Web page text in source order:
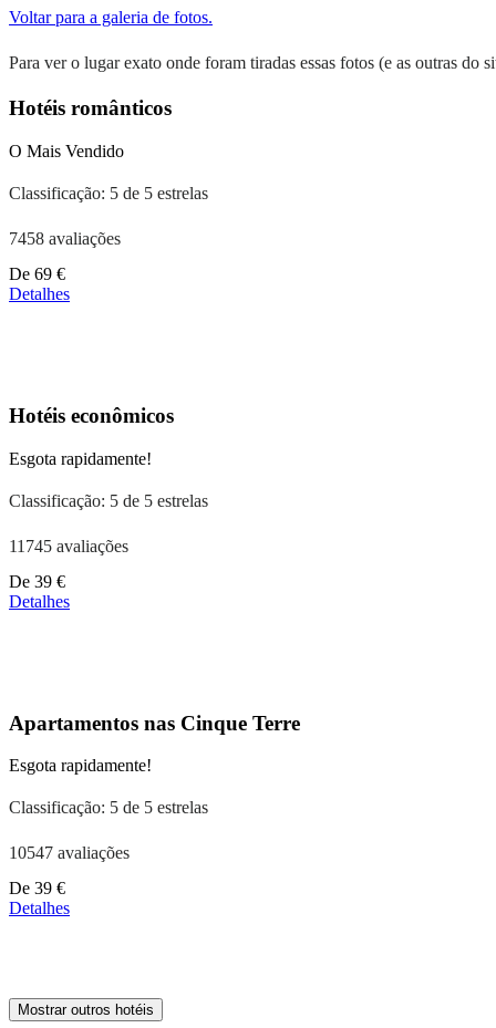
Voltar para a galeria de fotos.
Para ver o lugar exato onde foram tiradas essas fotos (e as outras do
Hotéis românticos
O Mais Vendido
Classificação: 5 de 5 estrelas
7458 avaliações
Preços
a
De 69 €
Detalhes
Hotéis econômicos
Esgota rapidamente!
Classificação: 5 de 5 estrelas
11745 avaliações
Preços
a
De 39 €
Detalhes
Apartamentos nas Cinque Terre
Esgota rapidamente!
Classificação: 5 de 5 estrelas
10547 avaliações
Preços
a
De 39 €
Detalhes
Mostrar outros hotéis